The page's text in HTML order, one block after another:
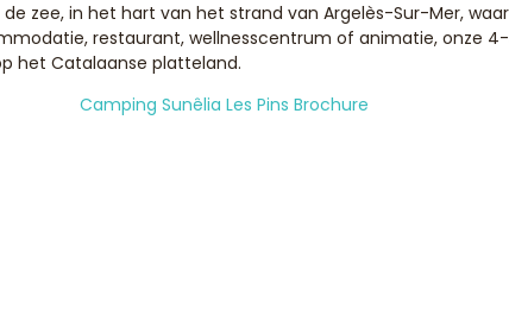
zee, in het hart van het strand van Argelès-Sur-Mer,
restaurant, wellnesscentrum of animatie, onze
het Catalaanse platteland.
Camping Sunêlia Les Pins Brochure